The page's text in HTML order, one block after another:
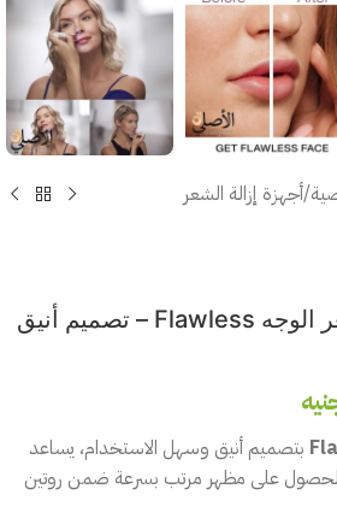
/أجهزة إزالة الشعر
فلولس قلم إزالة شعر الوجه Flawless – تصميم أنيق
بتصميم أنيق وسهل الاستخدام، يساعد
على مظهر مرتب بسرعة ضمن روتين